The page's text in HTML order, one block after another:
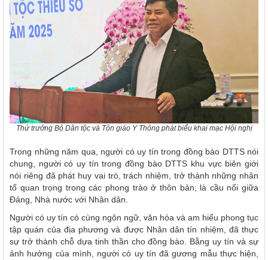
Thứ trưởng Bộ Dân tộc và Tôn giáo Y Thông phát biểu khai mạc Hội nghị
Trong những năm qua, người có uy tín trong đồng bào DTTS nói
chung, người có uy tín trong đồng bào DTTS khu vực biên giới
nói riêng đã phát huy vai trò, trách nhiệm, trở thành những nhân
tố quan trọng trong các phong trào ở thôn bản; là cầu nối giữa
Đảng, Nhà nước với Nhân dân.
Người có uy tín có cùng ngôn ngữ, văn hóa và am hiểu phong tục
tập quán của địa phương và được Nhân dân tín nhiệm, đã thực
sự trở thành chỗ dựa tinh thần cho đồng bào. Bằng uy tín và sự
ảnh hưởng của mình, người có uy tín đã gương mẫu thực hiện,